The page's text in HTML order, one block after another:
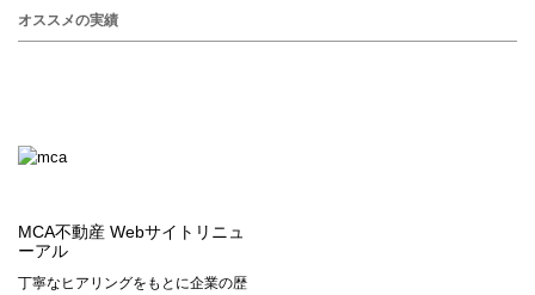
オススメの実績
MCA不動産 Webサイトリニュ
ーアル
丁寧なヒアリングをもとに企業の歴